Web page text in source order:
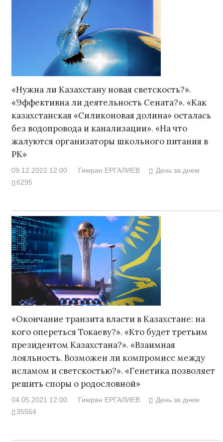
«Нужна ли Казахстану новая светскость?».
«Эффективна ли деятельность Сената?». «Как
казахстанская «Cиликоновая долина» осталась
без водопровода и канализации». «На что
жалуются организаторы школьного питания в
РК»
09.12.2022 12:00 Гимран ЕРГАЛИЕВ
День за днем
6295
«Окончание транзита власти в Казахстане: на
кого опереться Токаеву?». «Кто будет третьим
президентом Казахстана?». «Взаимная
лояльность. Возможен ли компромисс между
исламом и светскостью?». «Генетика позволяет
решить споры о родословной»
04.05.2021 12:00 Гимран ЕРГАЛИЕВ
День за днем
35564